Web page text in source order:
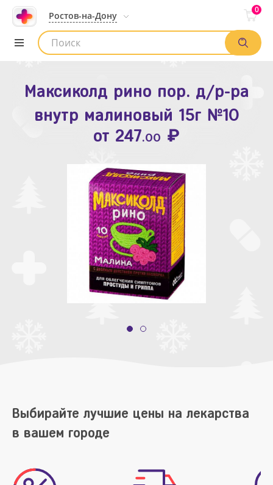
Ростов-на-Дону
0
Список аптек
Максиколд рино пор. д/р-ра
внутр малиновый 15г №10
от 247.00 ₽
Зодак таб. п.п.о. 10мг №10
от109.80 ₽
Выбирайте лучшие цены на лекарства
в вашем городе